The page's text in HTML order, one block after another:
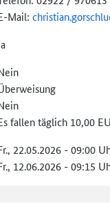
Mail: christian.
fallen täglich 10,00
22.05.2026 - 09:00
12.06.2026 - 09:15